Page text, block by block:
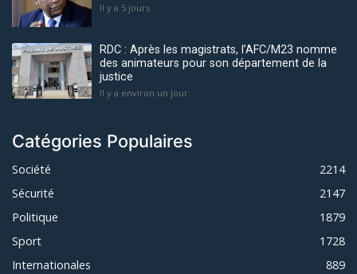
Il y a 5 jours
RDC : Après les magistrats, l’AFC/M23 nomme
des animateurs pour son département de la
justice
Il y a environ un jour
Catégories Populaires
Société
2214
Sécurité
2147
Politique
1879
Sport
1728
Internationales
889